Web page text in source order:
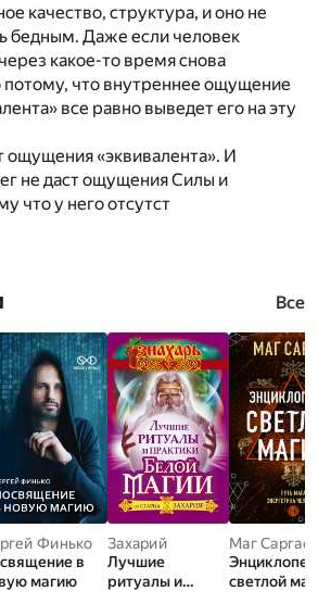
качество, структура, и оно не
бедным. Даже если человек
какое-то время снова
потому, что внутреннее ощущение
все равно выведет его на эту
ощущения «эквивалента». И
не даст ощущения Силы и
что у него отсутст
Все
Финько
в
магию
Захарий
Лучшие
ритуалы и
Маг Саргас
светлой